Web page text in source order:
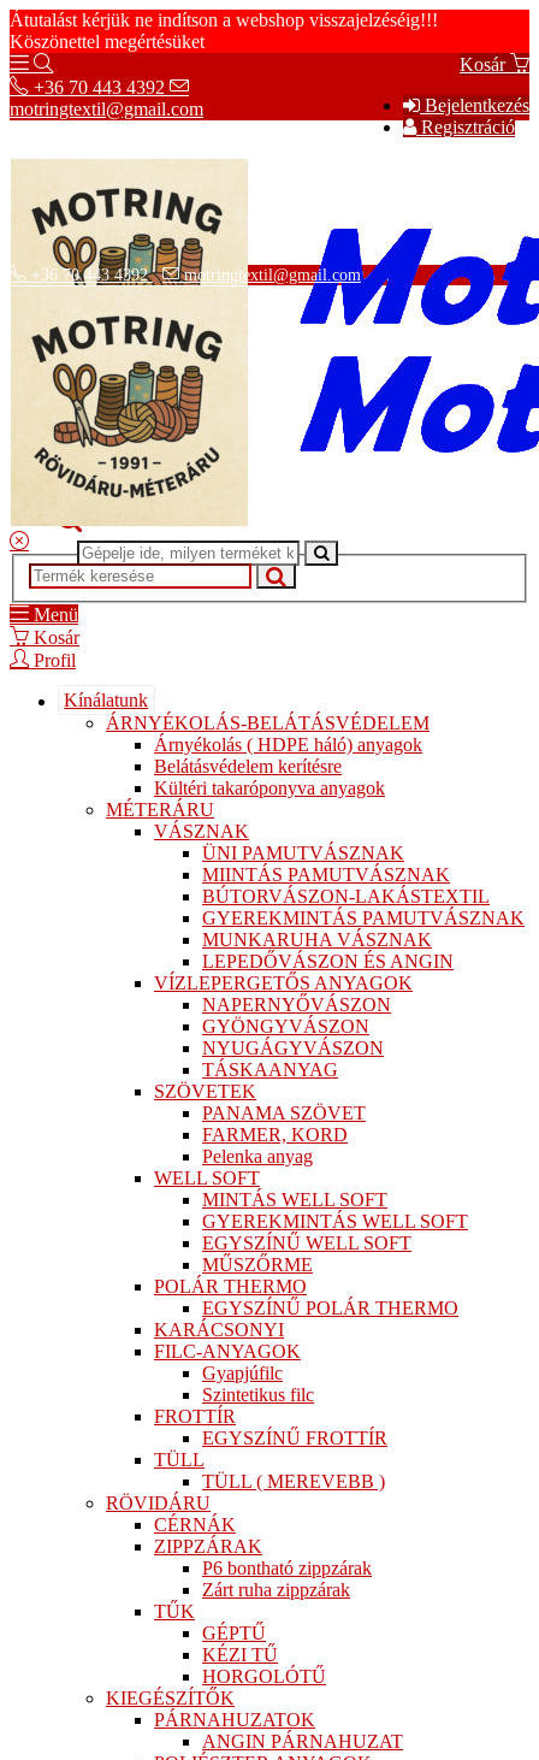
Átutalást kérjük ne indítson a webshop visszajelzéséig!!!
Köszönettel megértésüket
Kosár
Bejelentkezés
Regisztráció
+36 70 443 4392
motringtextil@gmail.com
Adatvédelmi tájékoztató
ÁSZF
Szállítási információk
+36 70 443 4392 motringtextil@gmail.com
Menü
Kosár
Profil
Kínálatunk
ÁRNYÉKOLÁS-BELÁTÁSVÉDELEM
Árnyékolás ( HDPE háló) anyagok
Belátásvédelem kerítésre
Kültéri takaróponyva anyagok
MÉTERÁRU
VÁSZNAK
ÜNI PAMUTVÁSZNAK
MIINTÁS PAMUTVÁSZNAK
BÚTORVÁSZON-LAKÁSTEXTIL
GYEREKMINTÁS PAMUTVÁSZNAK
MUNKARUHA VÁSZNAK
LEPEDŐVÁSZON ÉS ANGIN
VÍZLEPERGETŐS ANYAGOK
NAPERNYŐVÁSZON
GYÖNGYVÁSZON
NYUGÁGYVÁSZON
TÁSKAANYAG
SZÖVETEK
PANAMA SZÖVET
FARMER, KORD
Pelenka anyag
WELL SOFT
MINTÁS WELL SOFT
GYEREKMINTÁS WELL SOFT
EGYSZÍNŰ WELL SOFT
MŰSZŐRME
POLÁR THERMO
EGYSZÍNŰ POLÁR THERMO
KARÁCSONYI
FILC-ANYAGOK
Gyapjúfilc
Szintetikus filc
FROTTÍR
EGYSZÍNŰ FROTTÍR
TÜLL
TÜLL ( MEREVEBB )
RÖVIDÁRU
CÉRNÁK
ZIPPZÁRAK
P6 bontható zippzárak
Zárt ruha zippzárak
TŰK
GÉPTŰ
KÉZI TŰ
HORGOLÓTŰ
KIEGÉSZÍTŐK
PÁRNAHUZATOK
ANGIN PÁRNAHUZAT